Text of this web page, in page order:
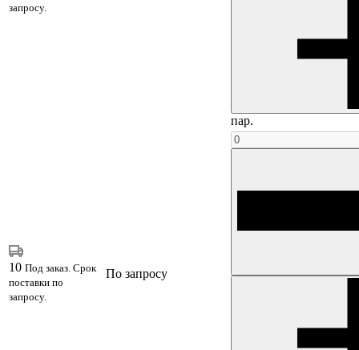
запросу.
пар.
10 Под заказ. Срок
поставки по
запросу.
По запросу